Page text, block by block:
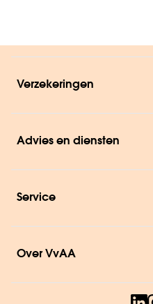
Verzekeringen
Advies en diensten
Service
Over VvAA